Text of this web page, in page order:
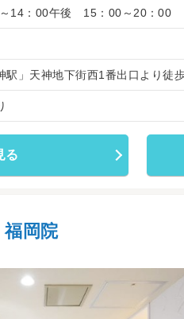
14：00午後 15：00～20：00
駅」天神地下街西1番出口より
る
福岡院